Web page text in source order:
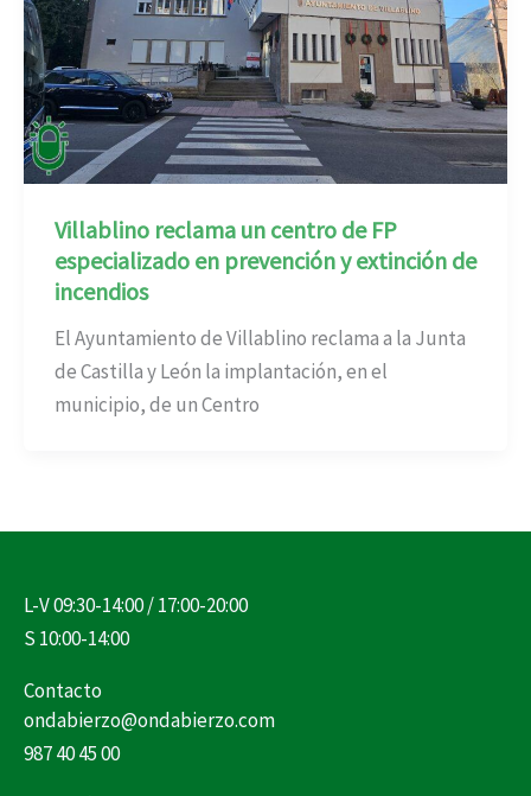
Villablino reclama un centro de FP
especializado en prevención y extinción de
incendios
El Ayuntamiento de Villablino reclama a la Junta
de Castilla y León la implantación, en el
municipio, de un Centro
L-V 09:30-14:00 / 17:00-20:00
S 10:00-14:00
Contacto
ondabierzo@ondabierzo.com
987 40 45 00